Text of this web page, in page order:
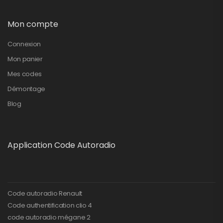
Mon compte
Connexion
Mon panier
Mes codes
Démontage
Blog
Application Code Autoradio
Code autoradio Renault
Code authentification clio 4
code autoradio mégane 2